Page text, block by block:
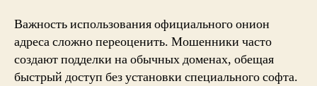
Важность использования официального онион
адреса сложно переоценить. Мошенники часто
создают подделки на обычных доменах, обещая
быстрый доступ без установки специального софта.